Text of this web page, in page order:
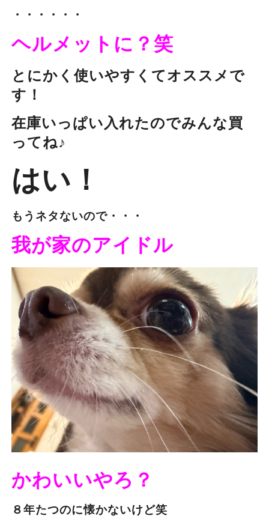
・・・・・・
ヘルメットに？笑
とにかく使いやすくてオススメで
す！
在庫いっぱい入れたのでみんな買
ってね♪
はい！
もうネタないので・・・
我が家のアイドル
かわいいやろ？
８年たつのに懐かないけど笑